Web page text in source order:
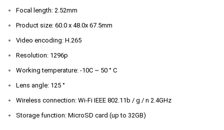
Focal length: 2.52mm
Product size: 60.0 x 48.0x 67.5mm
Video encoding: H.265
Resolution: 1296p
Working temperature: -10C ~ 50 ° C
Lens angle: 125 °
Wireless connection: Wi-Fi IEEE 802.11b / g / n 2.4GHz
Storage function: MicroSD card (up to 32GB)